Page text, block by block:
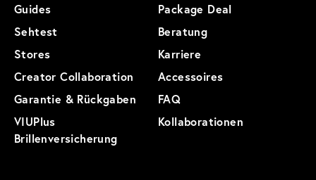
Guides
Package Deal
Sehtest
Beratung
Stores
Karriere
Creator Collaboration
Accessoires
Garantie & Rückgaben
FAQ
VIUPlus
Brillenversicherung
Kollaborationen